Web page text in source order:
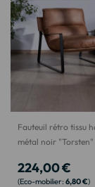
Fauteuil rétro tissu
métal noir "Torsten"
224,00 €
6,80 €